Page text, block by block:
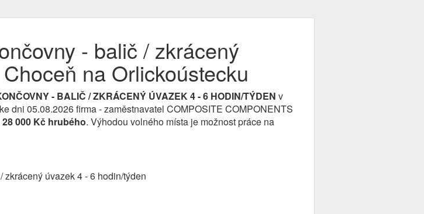
- balič / zkrácený
na Orlickoústecku
- BALIČ / ZKRÁCENÝ ÚVAZEK 4 - 6 HODIN/TÝDEN v
dni 05.08.2026 firma - zaměstnavatel COMPOSITE COMPONENTS
28 000 Kč hrubého. Výhodou volného místa je možnost práce na
úvazek 4 - 6 hodin/týden